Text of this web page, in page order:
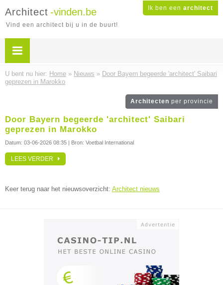
Ik ben een architect
Architect -vinden.be
Vind een architect bij u in de buurt!
U bent nu hier: Home » Nieuws » Door Bayern begeerde 'architect' Saibari
geprezen in Marokko
Architecten per provincie
Door Bayern begeerde 'architect' Saibari
geprezen in Marokko
Datum: 03-06-2026 08:35 | Bron: Voetbal International
LEES VERDER
Keer terug naar het nieuwsoverzicht: Architect nieuws